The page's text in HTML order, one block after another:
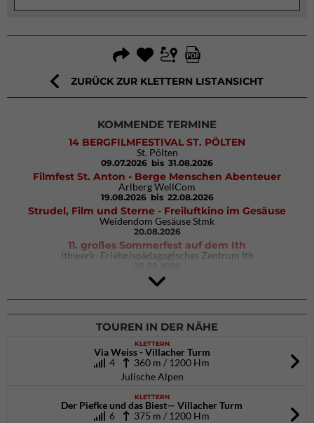
ZURÜCK ZUR KLETTERN LISTANSICHT
KOMMENDE TERMINE
14 BERGFILMFESTIVAL ST. PÖLTEN
St. Pölten
09.07.2026 bis 31.08.2026
Filmfest St. Anton - Berge Menschen Abenteuer
Arlberg WellCom
19.08.2026 bis 22.08.2026
Strudel, Film und Sterne - Freiluftkino im Gesäuse
Weidendom Gesäuse Stmk
20.08.2026
11. großes Sommerfest auf dem Ith
Ithwerk- Erlebnispädagogisches Zentrum Ith
Rock Master Arco
Arco (IT)
02.10.2026bis 04.10.2026
TOUREN IN DER NÄHE
KLETTERN
Via Weiss - Villacher Turm
4
360 m / 1200 Hm
Julische Alpen
KLETTERN
Der Piefke und das Biest— Villacher Turm
6
375 m / 1200 Hm